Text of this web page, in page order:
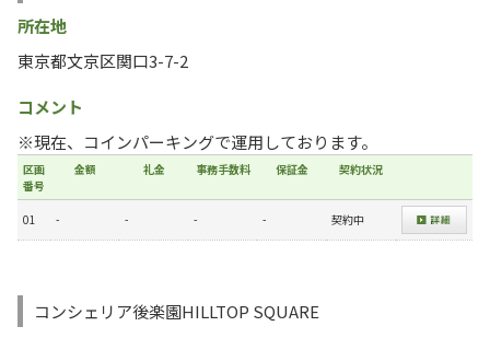
所在地
東京都文京区関口3-7-2
コメント
※現在、コインパーキングで運用しております。
区画
番号
金額 礼金 事務手数料 保証金 契約状況
01 - - - - 契約中
コンシェリア後楽園HILLTOP SQUARE